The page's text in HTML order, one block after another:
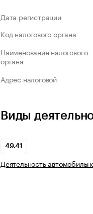
Дата регистрации
Код налогового органа
Наименование налогового
органа
Адрес налоговой
Виды
49.41
Деятельность